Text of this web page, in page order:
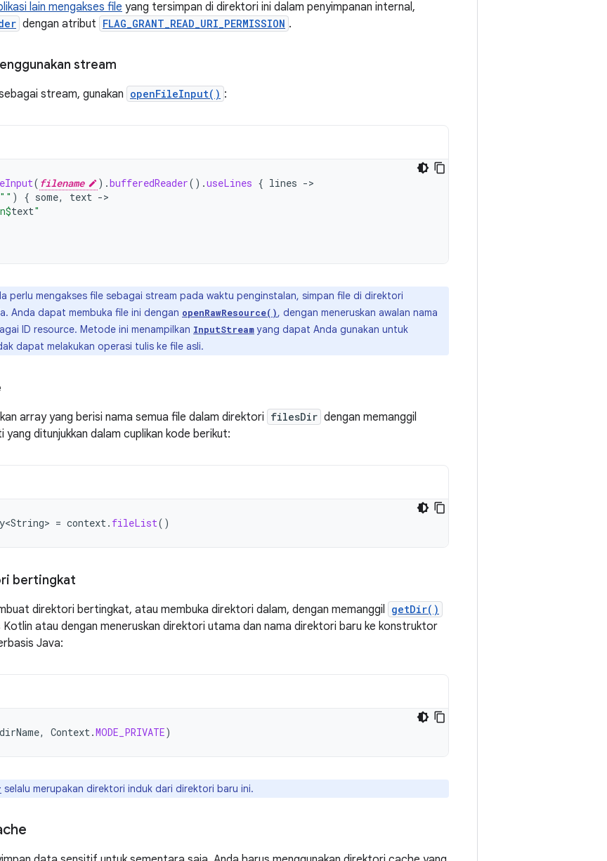
lain mengakses file yang tersimpan di direktori ini dalam penyimpanan internal,
dengan atribut FLAG_GRANT_READ_URI_PERMISSION .
stream
stream, gunakan openFileInput() :
( filename ).bufferedReader().useLines { lines ->
"" ) { some, text ->
$text"
perlu mengakses file sebagai stream pada waktu penginstalan, simpan file di direktori
Anda dapat membuka file ini dengan openRawResource(), dengan meneruskan awalan nama
ID resource. Metode ini menampilkan InputStreamyang dapat Anda gunakan untuk
dapat melakukan operasi tulis ke file asli.
array yang berisi nama semua file dalam direktori filesDir dengan memanggil
yang ditunjukkan dalam cuplikan kode berikut:
= context. fileList()
bertingkat
direktori bertingkat, atau membuka direktori dalam, dengan memanggil getDir()
atau dengan meneruskan direktori utama dan nama direktori baru ke konstruktor
Java:
dirName, Context.MODE_PRIVATE)
selalu merupakan direktori induk dari direktori baru ini.